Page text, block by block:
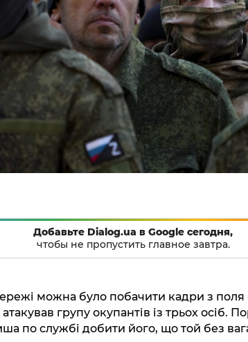
Добавьте Dialog.ua в Google сегодня,
чтобы не пропустить главное завтра.
можна було побачити кадри з
групу окупантів із трьох осіб.
по службі добити його, що той без